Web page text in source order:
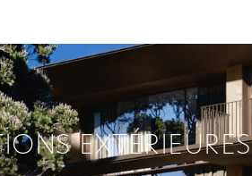
EXTÉRIEURES